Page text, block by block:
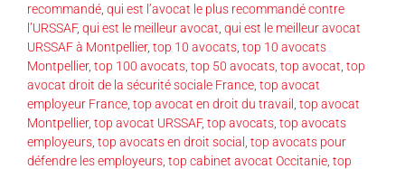
recommandé qui est l’avocat le plus recommandé contre
l’URSSAF, qui est le meilleur avocat qui est le meilleur avocat
URSSAF à Montpellier, top 10 avocats top 10 avocats
Montpellier, top 100 avocats top 50 avocats top avocat top
avocat droit de la sécurité sociale France top avocat
employeur France top avocat en droit du travail top avocat
Montpellier, top avocat URSSAF, top avocats top avocats
employeurs top avocats en droit social top avocats pour
défendre les employeurs top cabinet avocat Occitanie top